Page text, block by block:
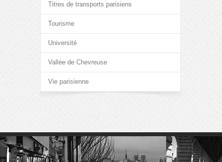
Titres de transports parisiens
Tourisme
Université
Vallée de Chevreuse
Vie parisienne